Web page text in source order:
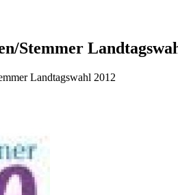
Stemmer
Landtagswahl 2012